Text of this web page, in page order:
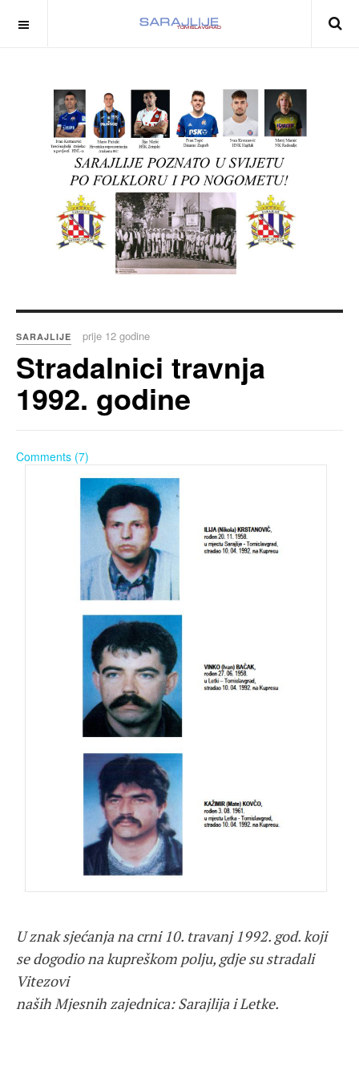
SARAJLIJE prije 12 godine
Stradalnic​i travnja
1992. godine
Comments (7)
U znak sjećanja na crni 10. travanj 1992. god. koji
se dogodio na kupreškom polju, gdje su stradali
Vitezovi
naših Mjesnih zajednica: Sarajlija i Letke.